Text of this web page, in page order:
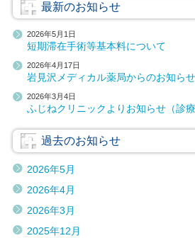
最新のお知らせ
2026年5月1日
短期滞在手術等基本料について
2026年4月17日
岩見沢メディカル薬局からのお知らせ
2026年3月4日
ふじねクリニックよりお知らせ（診療
過去のお知らせ
2026年5月
2026年4月
2026年3月
2025年12月